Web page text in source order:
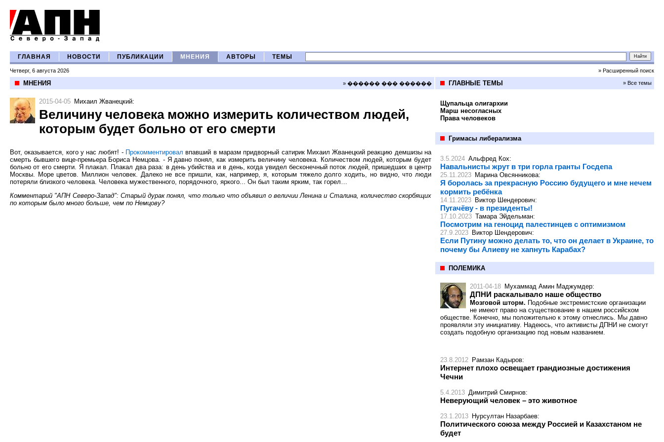
ГЛАВНАЯ НОВОСТИ ПУБЛИКАЦИИ МНЕНИЯ АВТОРЫ ТЕМЫ
Четверг, 6 августа 2026 » Расширенный поиск
МНЕНИЯ » ������ ��� ������
2015-04-05 Михаил Жванецкий:
Величину человека можно измерить количеством людей,
которым будет больно от его смерти
Вот, оказывается, кого у нас любят! - Прокомментировал впавший в маразм придворный сатирик Михаил Жванецкий реакцию демшизы на
смерть бывшего вице-премьера Бориса Немцова. - Я давно понял, как измерить величину человека. Количеством людей, которым будет
больно от его смерти. Я плакал. Плакал два раза: в день убийства и в день, когда увидел бесконечный поток людей, пришедших в центр
Москвы. Море цветов. Миллион человек. Далеко не все пришли, как, например, я, которым тяжело долго ходить, но видно, что люди
потеряли близкого человека. Человека мужественного, порядочного, яркого... Он был таким ярким, так горел…
Комментарий "АПН Северо-Запад": Старый дурак понял, что только что объявил о величии Ленина и Сталина, количество скорбящих
по которым было много больше, чем по Немцову?
ГЛАВНЫЕ ТЕМЫ » Все темы
Щупальца олигархии
Марш несогласных
Права человеков
Гримасы либерализма
3.5.2024 Альфред Кох:
Навальнисты жрут в три горла гранты Госдепа
25.11.2023 Марина Овсянникова:
Я боролась за прекрасную Россию будущего и мне нечем
кормить ребёнка
14.11.2023 Виктор Шендерович:
Пугачёву - в президенты!
17.10.2023 Тамара Эйдельман:
Посмотрим на геноцид палестинцев с оптимизмом
27.9.2023 Виктор Шендерович:
Если Путину можно делать то, что он делает в Украине, то
почему бы Алиеву не хапнуть Карабах?
ПОЛЕМИКА
2011-04-18 Мухаммад Амин Маджумдер:
ДПНИ раскалывало наше общество
Мозговой шторм. Подобные экстремистские организации
не имеют право на существование в нашем российском
обществе. Конечно, мы положительно к этому отнеслись. Мы давно
проявляли эту инициативу. Надеюсь, что активисты ДПНИ не смогут
создать подобную организацию под новым названием.
23.8.2012 Рамзан Кадыров:
Интернет плохо освещает грандиозные достижения
Чечни
5.4.2013 Димитрий Смирнов:
Неверующий человек – это животное
23.1.2013 Нурсултан Назарбаев:
Политического союза между Россией и Казахстаном не
будет